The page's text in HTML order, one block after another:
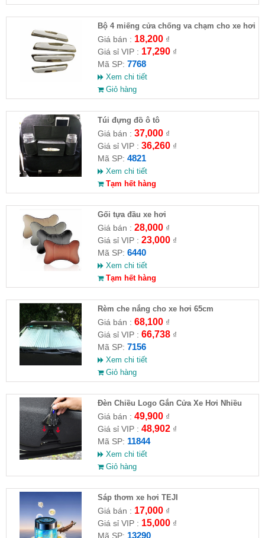
Bộ 4 miếng cửa chống va chạm cho xe hơi
Giá bán : 18,200₫
Giá sỉ VIP : 17,290₫
Mã SP: 7768
Xem chi tiết
Giỏ hàng
Túi đựng đồ ô tô
Giá bán : 37,000₫
Giá sỉ VIP : 36,260₫
Mã SP: 4821
Xem chi tiết
Tạm hết hàng
Gối tựa đầu xe hơi
Giá bán : 28,000₫
Giá sỉ VIP : 23,000₫
Mã SP: 6440
Xem chi tiết
Tạm hết hàng
Rèm che nắng cho xe hơi 65cm
Giá bán : 68,100₫
Giá sỉ VIP : 66,738₫
Mã SP: 7156
Xem chi tiết
Giỏ hàng
Đèn Chiều Logo Gắn Cửa Xe Hơi Nhiều
Hình
Giá bán : 49,900₫
Giá sỉ VIP : 48,902₫
Mã SP: 11844
Xem chi tiết
Giỏ hàng
Sáp thơm xe hơi TEJI
Giá bán : 17,000₫
Giá sỉ VIP : 15,000₫
Mã SP: 13290